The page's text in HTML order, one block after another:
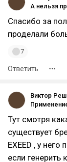
Спасибо за
проделали
7
Ответить
Виктор
Тут смотря
существует
EXEED , у
если генерить